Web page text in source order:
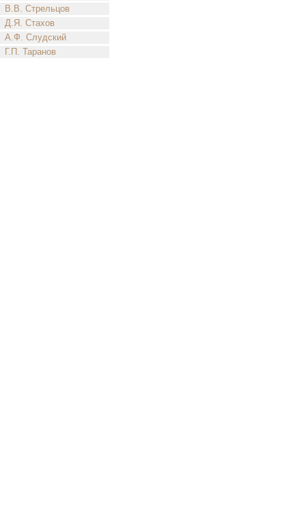
В.В. Стрельцов
Д.Я. Стахов
А.Ф. Слудский
Г.П. Таранов